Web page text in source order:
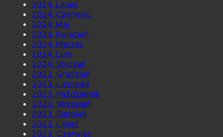
2024, Lipiec
2024, Czerwiec
2024, Maj
2024, Kwiecień
2024, Marzec
2024, Luty
2024, Styczeń
2023, Grudzień
2023, Listopad
2023, Październik
2023, Wrzesień
2023, Sierpień
2023, Lipiec
2023, Czerwiec